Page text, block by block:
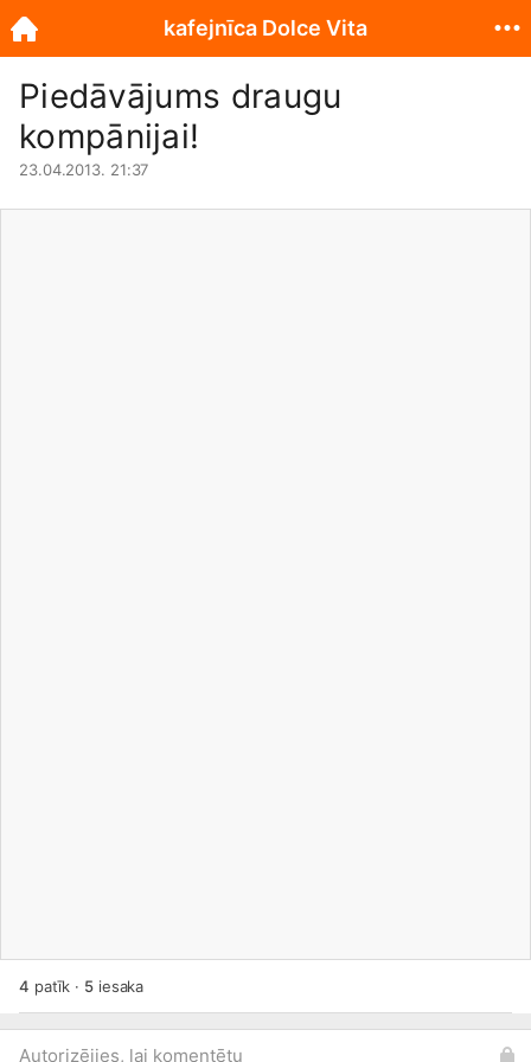
Piedāvājums draugu
kompānijai!
23.04.2013. 21:37
4 patīk · 5iesaka
Autorizējies, lai komentētu
kafejnīca Dolce Vita